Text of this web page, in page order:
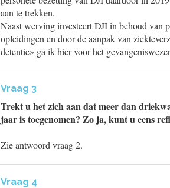
aan te trekken.
Naast werving investeert DJI in behoud van
opleidingen en door de aanpak van
detentie» ga ik hier voor het
Vraag 3
Trekt u het zich aan dat meer dan
jaar is toegenomen? Zo ja, kunt u eens
Zie antwoord vraag 2.
Vraag 4